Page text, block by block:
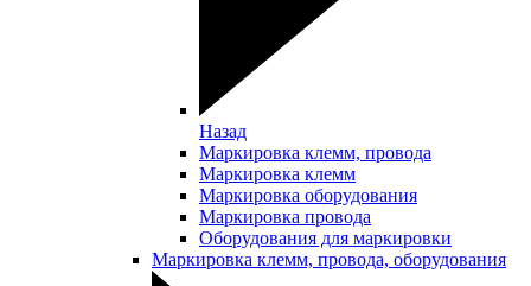
Назад
Маркировка клемм, провода
Маркировка клемм
Маркировка оборудования
Маркировка провода
Оборудования для маркировки
Маркировка клемм, провода, оборудования